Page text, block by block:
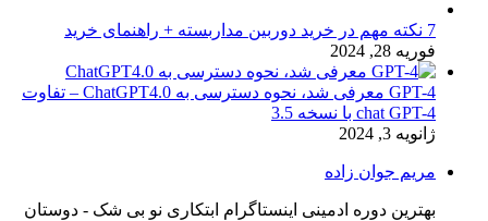
7 نکته مهم در خرید دوربین مداربسته + راهنمای خرید
فوریه 28, 2024
GPT-4 معرفی شد، نحوه دسترسی به ChatGPT4.0 – تفاوت
chat GPT-4 با نسخه 3.5
ژانویه 3, 2024
مریم جوان زاده
بهترین دوره ادمینی اینستاگرام ابتکاری نو بی شک - دوستان